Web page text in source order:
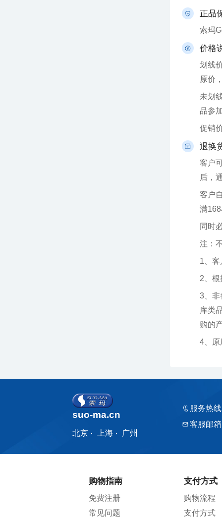
正品
索玛
价格
原价
品参
促销
退换
后，
满
同时
注：
1、
2、
购的
4、原
suo-ma.cn
北京 上海 广州
服务热
客服邮
购物指南
免费注册
常见问题
支付方式
购物流程
支付方式